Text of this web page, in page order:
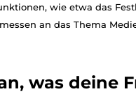
wie etwa das
an das Thema
was deine